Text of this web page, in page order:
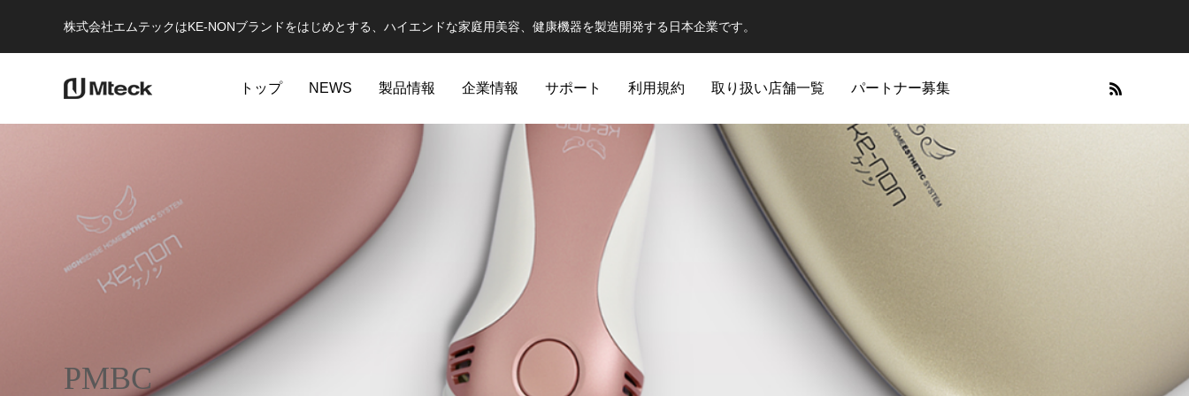
株式会社エムテックはKE-NONブランドをはじめとする、ハイエンドな家庭用美容、健康機器を製造開発する日本企業です。
トップ NEWS 製品情報 企業情報 サポート 利用規約 取り扱い店舗一覧 パートナー募集
PMBC